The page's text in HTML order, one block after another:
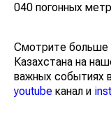
040 погонных
Смотрите больше
Казахстана на
важных событиях в
youtube канал и